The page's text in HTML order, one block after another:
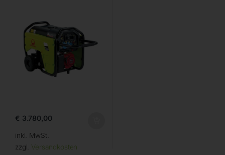
€ 3.780,00
inkl. MwSt.
zzgl. Versandkosten